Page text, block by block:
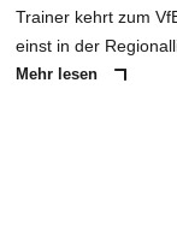
Trainer kehrt zum
einst in der
Mehr lesen